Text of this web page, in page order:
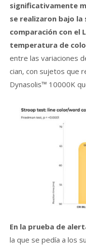
significativamente
se realizaron bajo la
comparación con el
temperatura de
entre las variaciones
cian, con sujetos que
Dynasolis™ 10000K
En la prueba de
la que se pedía a los